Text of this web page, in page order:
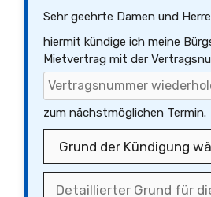
Sehr geehrte Damen und
hiermit kündige ich meine
Mietvertrag mit der
zum nächstmöglichen Termin.